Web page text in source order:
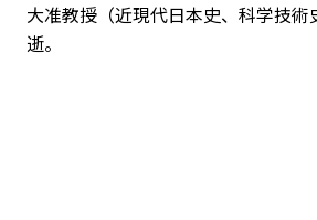
大准教授（近現代日本史、科学技
逝。